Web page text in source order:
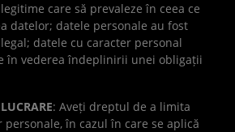
care să prevaleze în ceea ce
datelor; datele personale au fost
datele cu caracter personal
în vederea îndeplinirii unei obligații
: Aveți dreptul de a limita
în cazul în care se aplică